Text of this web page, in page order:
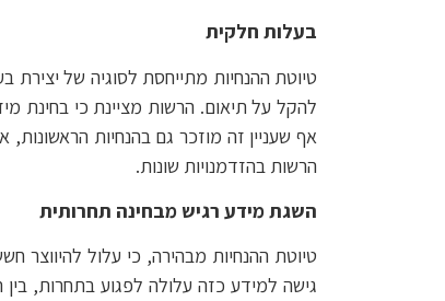
בעלות חלקית
טיוטת ההנחיות מתייחסת לסוגיה של יצירת
להקל על תיאום. הרשות מציינת כי בחינת
אף שעניין זה מוזכר גם בהנחיות
הרשות בהזדמנויות שונות.
השגת מידע רגיש מבחינה תחרותית
טיוטת ההנחיות מבהירה, כי עלול להיווצר
גישה למידע כזה עלולה לפגוע בתחרות,